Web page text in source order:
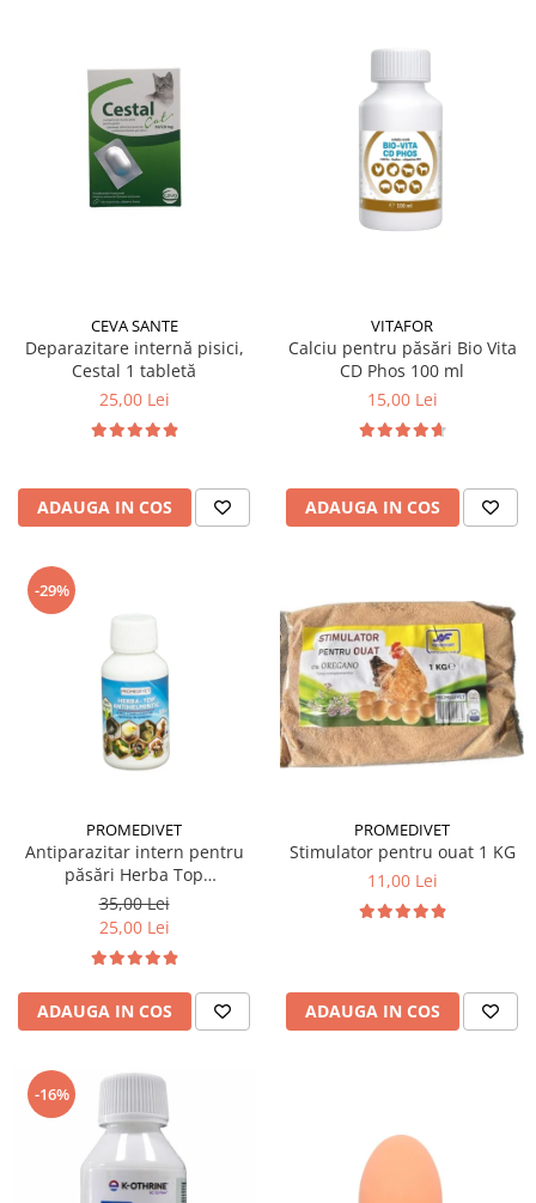
CEVA SANTE
Deparazitare internă pisici,
Cestal 1 tabletă
25,00 Lei
ADAUGA IN COS
VITAFOR
Calciu pentru păsări Bio Vita
CD Phos 100 ml
15,00 Lei
ADAUGA IN COS
-29%
PROMEDIVET
Antiparazitar intern pentru
păsări Herba Top
Antihelmintic 100 ml
35,00 Lei
25,00 Lei
ADAUGA IN COS
PROMEDIVET
Stimulator pentru ouat 1 KG
11,00 Lei
ADAUGA IN COS
-16%